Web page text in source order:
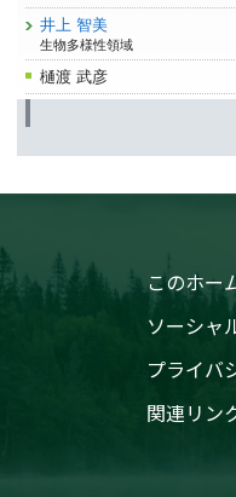
井上 智美
生物多様性領域
樋渡 武彦
このホー
ソーシャ
プライバ
関連リン